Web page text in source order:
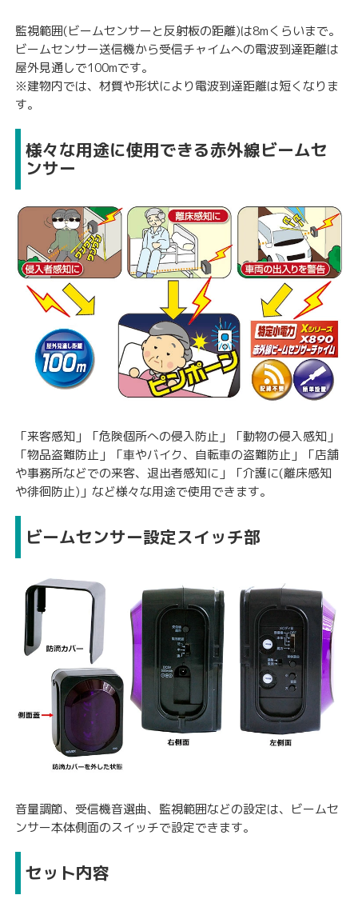
監視範囲(ビームセンサーと反射板の距離)は8mくらいまで。
ビームセンサー送信機から受信チャイムへの電波到達距離は
屋外見通しで100mです。
※建物内では、材質や形状により電波到達距離は短くなりま
す。
様々な用途に使用できる赤外線ビームセ
ンサー
「来客感知」「危険個所への侵入防止」「動物の侵入感知」
「物品盗難防止」「車やバイク、自転車の盗難防止」「店舗
や事務所などでの来客、退出者感知に」「介護に(離床感知
や徘徊防止)」など様々な用途で使用できます。
ビームセンサー設定スイッチ部
音量調節、受信機音選曲、監視範囲などの設定は、ビームセ
ンサー本体側面のスイッチで設定できます。
セット内容